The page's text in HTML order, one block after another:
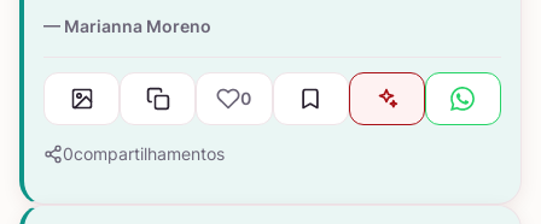
Marianna Moreno
0
0compartilhamentos